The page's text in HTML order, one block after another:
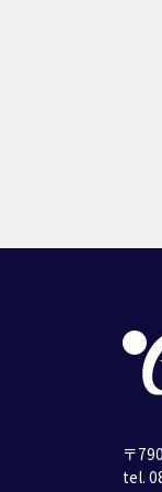
〒
tel.